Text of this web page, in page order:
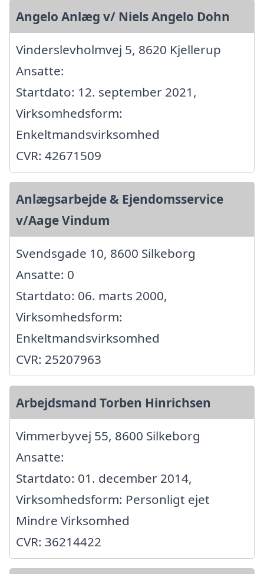
Angelo Anlæg v/ Niels Angelo Dohn
Vinderslevholmvej 5, 8620 Kjellerup
Ansatte:
Startdato: 12. september 2021,
Virksomhedsform:
Enkeltmandsvirksomhed
CVR: 42671509
Anlægsarbejde & Ejendomsservice
v/Aage Vindum
Svendsgade 10, 8600 Silkeborg
Ansatte: 0
Startdato: 06. marts 2000,
Virksomhedsform:
Enkeltmandsvirksomhed
CVR: 25207963
Arbejdsmand Torben Hinrichsen
Vimmerbyvej 55, 8600 Silkeborg
Ansatte:
Startdato: 01. december 2014,
Virksomhedsform: Personligt ejet
Mindre Virksomhed
CVR: 36214422